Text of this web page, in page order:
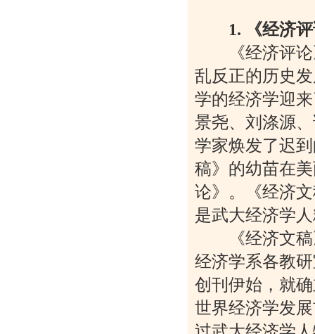
1. 《经济
《经济评论
乱反正的历史
学的经济学迎
景尧、刘涤源
学家焕发了迟
稿》的幼苗在
论》。《经济
是武大经济学
《经济文稿
经济学系各教
创刊伊始，就
世界经济学发